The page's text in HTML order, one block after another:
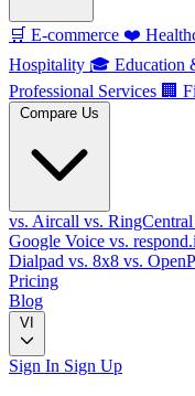
🛒 E-commerce ❤️
Hospitality 🎓 Education
Professional Services 🏢
Compare Us
vs. Aircall vs. RingCentral
Google Voice vs.
Dialpad vs. 8x8 vs.
Pricing
Blog
VI
Sign In Sign Up